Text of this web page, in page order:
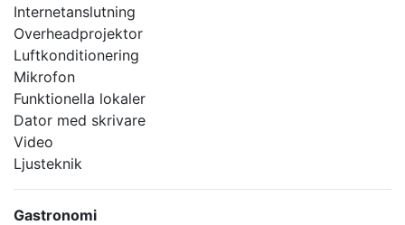
Internetanslutning
Overheadprojektor
Luftkonditionering
Mikrofon
Funktionella lokaler
Dator med skrivare
Video
Ljusteknik
Gastronomi